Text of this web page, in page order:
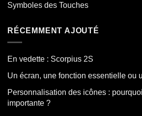
Symboles des Touches
RÉCEMMENT AJOUTÉ
En vedette : Scorpius 2S
Un écran, une fonction essentielle ou
Personnalisation des icônes :
importante ?